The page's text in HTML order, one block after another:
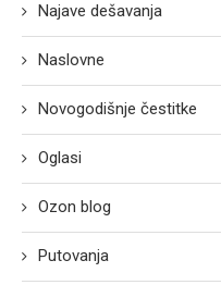
Najave dešavanja
Naslovne
Novogodišnje čestitke
Oglasi
Ozon blog
Putovanja